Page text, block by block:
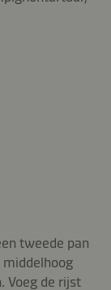
tweede pan
Voeg de rijst